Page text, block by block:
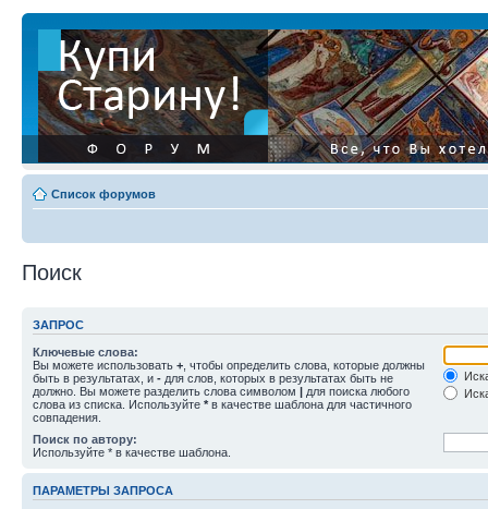
Список форумов
Поиск
ЗАПРОС
Ключевые слова:
Вы можете использовать + , чтобы определить слова, которые должны
быть в результатах, и - для слов, которых в результатах быть не
должно. Вы можете разделить слова символом | для поиска любого
слова из списка. Используйте * в качестве шаблона для частичного
совпадения.
Поиск по автору:
Используйте * в качестве шаблона.
ПАРАМЕТРЫ ЗАПРОСА